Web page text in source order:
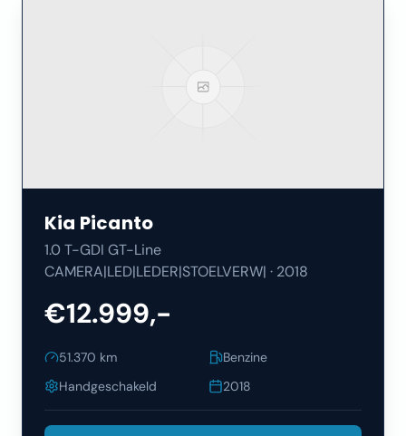
Kia Picanto
1.0 T-GDI GT-Line
CAMERA|LED|LEDER|STOELVERW| · 2018
€12.999,-
51.370 km
Benzine
Handgeschakeld
2018